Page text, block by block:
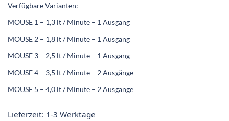
Verfügbare Varianten:
MOUSE 1 – 1,3 lt / Minute – 1 Ausgang
MOUSE 2 – 1,8 lt / Minute – 1 Ausgang
MOUSE 3 – 2,5 lt / Minute – 1 Ausgang
MOUSE 4 – 3,5 lt / Minute – 2 Ausgänge
MOUSE 5 – 4,0 lt / Minute – 2 Ausgänge
Lieferzeit: 1-3 Werktage